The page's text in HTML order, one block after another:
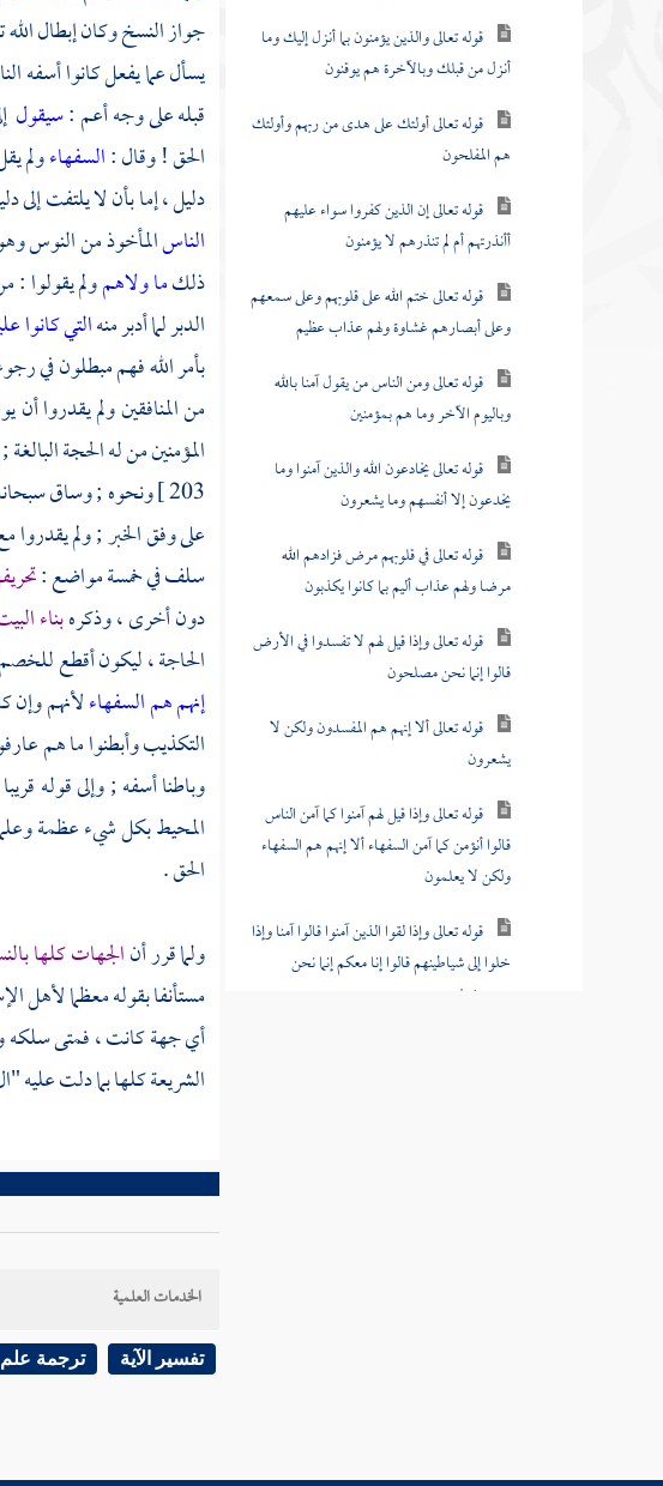
قوله تعالى والذين يؤمنون بما أنزل إليك وما
أنزل من قبلك وبالآخرة هم يوقنون
قوله تعالى أولئك على هدى من ربهم وأولئك
هم المفلحون
قوله تعالى إن الذين كفروا سواء عليهم
أأنذرتهم أم لم تنذرهم لا يؤمنون
قوله تعالى ختم الله على قلوبهم وعلى سمعهم
وعلى أبصارهم غشاوة ولهم عذاب عظيم
قوله تعالى ومن الناس من يقول آمنا بالله
وباليوم الآخر وما هم بمؤمنين
قوله تعالى يخادعون الله والذين آمنوا وما
يخدعون إلا أنفسهم وما يشعرون
قوله تعالى في قلوبهم مرض فزادهم الله
مرضا ولهم عذاب أليم بما كانوا يكذبون
قوله تعالى وإذا قيل لهم لا تفسدوا في الأرض
قالوا إنما نحن مصلحون
قوله تعالى ألا إنهم هم المفسدون ولكن لا
يشعرون
قوله تعالى وإذا قيل لهم آمنوا كما آمن الناس
قالوا أنؤمن كما آمن السفهاء ألا إنهم هم السفهاء
ولكن لا يعلمون
قوله تعالى وإذا لقوا الذين آمنوا قالوا آمنا وإذا
خلوا إلى شياطينهم قالوا إنا معكم إنما نحن
مستهزئون
جواز النسخ وكان إبطال الله
يسأل عما يفعل كانوا أسفه
قبله على وجه أعم :سيقول
الحق ! وقال :السفهاءولم
دليل ، إما بأن لا يلتفت إلى
الناسالمأخوذ من النوس
ذلكما ولاهمولم يقولوا :
الدبر لما أدبر منهالتي كانوا
بأمر الله فهم مبطلون في
من المنافقين ولم يقدروا أن
المؤمنين من له الحجة
203 ] ونحوه ; وساق
على وفق الخبر ; ولم
سلف في خمسة مواضع :
دون أخرى ، وذكرهبناء
الحاجة ، ليكون أقطع
إنهم هم السفهاءلأنهم وإن
التكذيب وأبطنوا ما هم
وباطنا أسفه ; وإلى قوله
المحيط بكل شيء عظمة
الحق .
ولما قرر أنالجهات كلها
مستأنفا بقوله معظما لأهل
أي جهة كانت ، فمتى سلكه
الشريعة كلها بما دلت عليه
الخدمات العلمية
تفسير الآية ترجمة علم